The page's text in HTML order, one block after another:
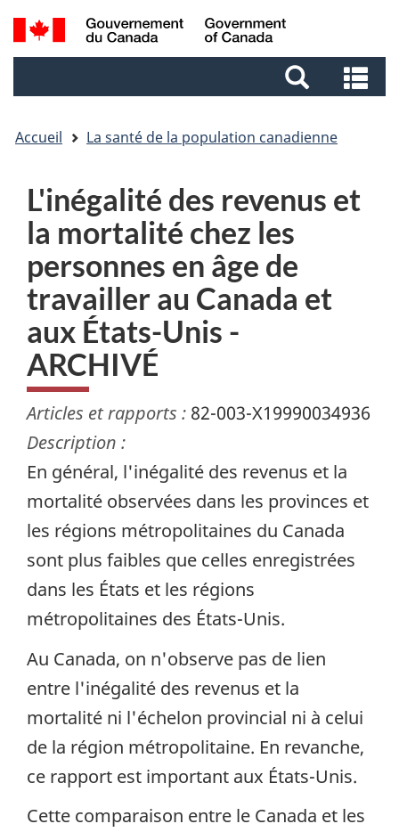
Aller
au
Aller
au
Passer
à
Recherche
et
et
Accueil La santé de la population canadienne
L'inégalité des revenus et
la mortalité chez les
personnes en âge de
travailler au Canada et
aux États-Unis -
ARCHIVÉ
Articles et rapports : 82-003-X19990034936
Description :
En général, l'inégalité des revenus et la
mortalité observées dans les provinces et
les régions métropolitaines du Canada
sont plus faibles que celles enregistrées
dans les États et les régions
métropolitaines des États-Unis.
Au Canada, on n'observe pas de lien
entre l'inégalité des revenus et la
mortalité ni l'échelon provincial ni à celui
de la région métropolitaine. En revanche,
ce rapport est important aux États-Unis.
Cette comparaison entre le Canada et les